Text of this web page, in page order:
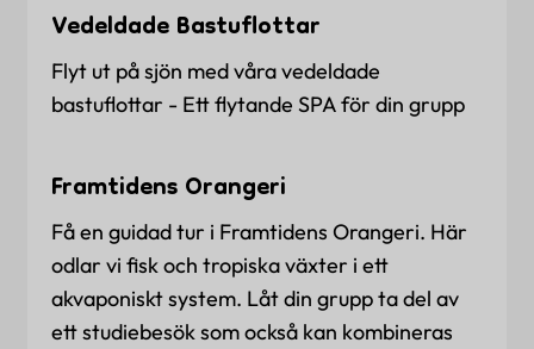
Vedeldade Bastuflottar
Flyt ut på sjön med våra vedeldade
bastuflottar - Ett flytande SPA för din grupp
Framtidens Orangeri
Få en guidad tur i Framtidens Orangeri. Här
odlar vi fisk och tropiska växter i ett
akvaponiskt system. Låt din grupp ta del av
ett studiebesök som också kan kombineras